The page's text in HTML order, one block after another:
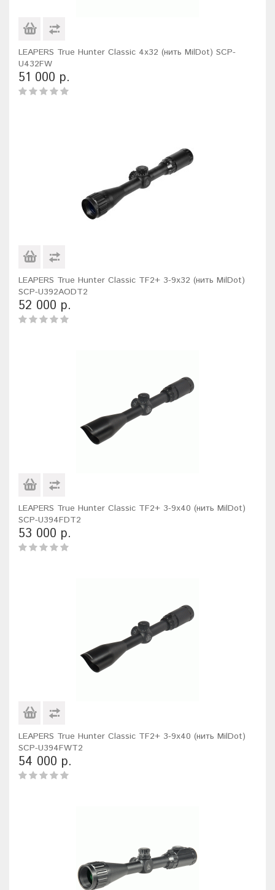
LEAPERS True Hunter Classic 4x32 (нить MilDot) SCP-
U432FW
51 000 р.
LEAPERS True Hunter Classic TF2+ 3-9x32 (нить MilDot)
SCP-U392AODT2
52 000 р.
LEAPERS True Hunter Classic TF2+ 3-9x40 (нить MilDot)
SCP-U394FDT2
53 000 р.
LEAPERS True Hunter Classic TF2+ 3-9x40 (нить MilDot)
SCP-U394FWT2
54 000 р.